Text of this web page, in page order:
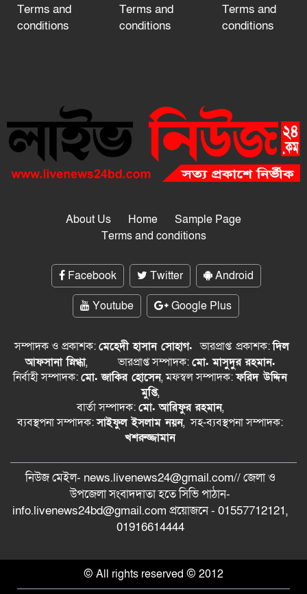
Terms and
conditions
Terms and
conditions
Terms and
conditions
About Us Home
Sample Page
Terms and conditions
Facebook Twitter
Android
Youtube
Google Plus
সম্পাদক ও প্রকাশক:মেহেদী হাসান সোহাগ.ভারপ্রাপ্ত প্রকাশক:দিল
আফসানা স্নিগ্ধা, ভারপ্রাপ্ত সম্পাদক:মো. মাসুদুর রহমান.
নির্বাহী সম্পাদক:মো. জাকির হোসেন, মফস্বল সম্পাদক:ফরিদ উদ্দিন
মুপ্তি,
বার্তা সম্পাদক:মো. আরিফুর রহমান,
ব্যবস্থপনা সম্পাদক:সাইফুল ইসলাম নয়ন, সহ-ব্যবস্থপনা সম্পাদক:
খশরুজ্জামান
নিউজ মেইল- news.livenews24@gmail.com// জেলা ও
‍উপজেলা সংবাদদাতা হতে সিভি পাঠান-
info.livenews24bd@gmail.com প্রয়োজনে - 01557712121,
01916614444
© All rights reserved © 2012